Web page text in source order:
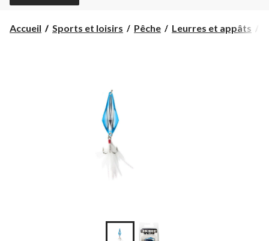
Accueil Sports et loisirs Pêche Leurres et appâts